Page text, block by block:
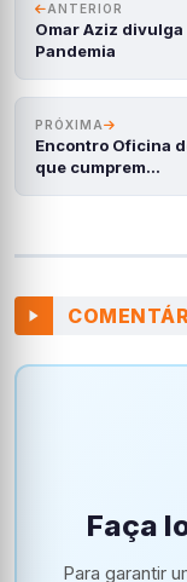
ANTERIOR
Omar Aziz divulga
Pandemia
PRÓXIMA
Encontro Oficina
que cumprem…
Faça
Para garantir